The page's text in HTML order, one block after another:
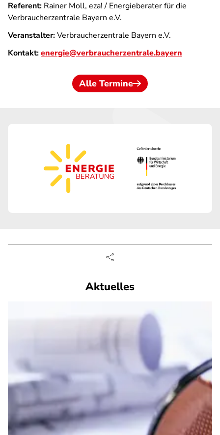
Referent: Rainer Moll, eza! / Energieberater für die
Verbraucherzentrale Bayern e.V.
Veranstalter:Verbraucherzentrale Bayern e.V.
Kontakt:energie@verbraucherzentrale.bayern
Alle Termine
Aktuelles